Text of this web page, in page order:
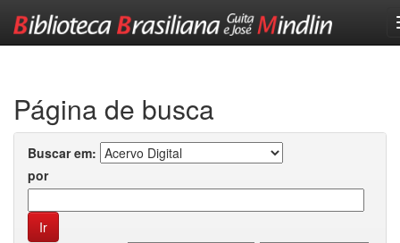
Página de busca
Buscar em:
por